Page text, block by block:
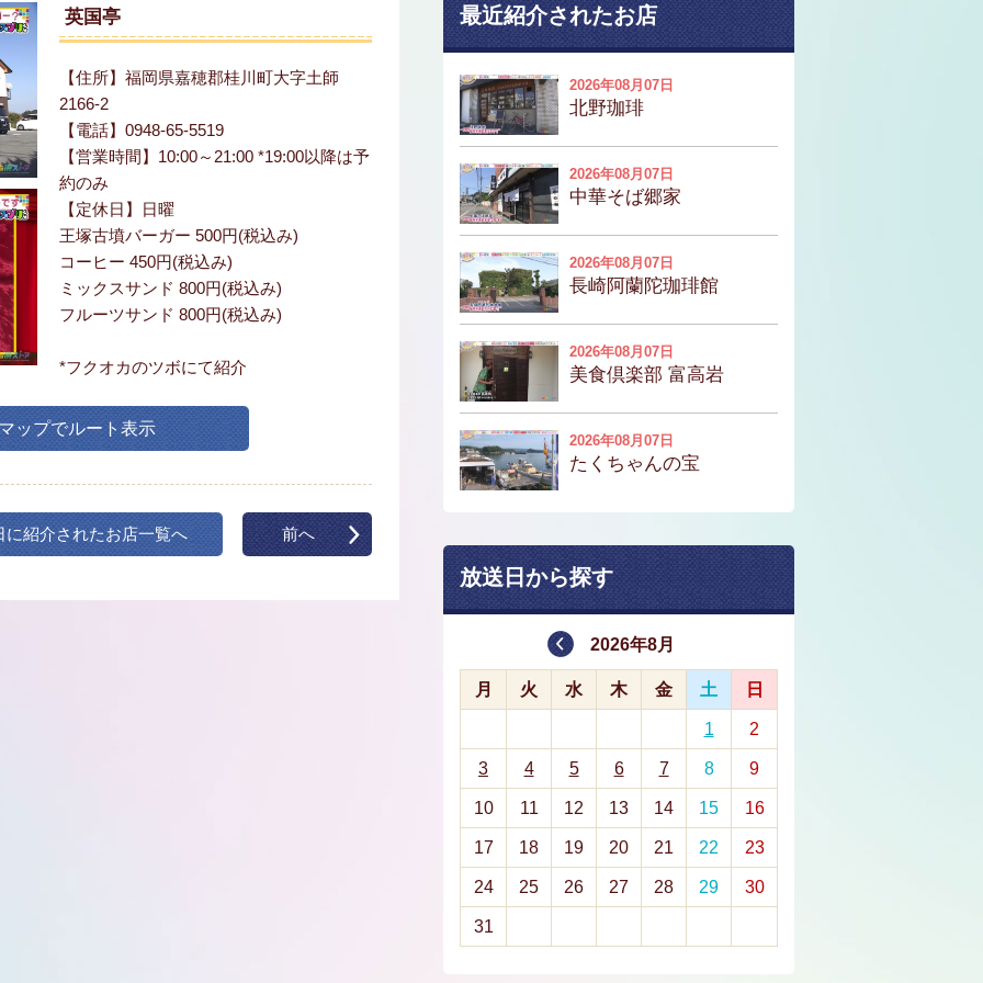
英国亭
【住所】福岡県嘉穂郡桂川町大字土師
2166-2
【電話】0948-65-5519
【営業時間】10:00～21:00 *19:00以降は予
約のみ
【定休日】日曜
王塚古墳バーガー 500円(税込み)
コーヒー 450円(税込み)
ミックスサンド 800円(税込み)
フルーツサンド 800円(税込み)
*フクオカのツボにて紹介
ップでルート表示
に紹介されたお店一覧へ 前へ
最近紹介されたお店
2026年08月07日
北野珈琲
2026年08月07日
中華そば郷家
2026年08月07日
長崎阿蘭陀珈琲館
2026年08月07日
美食倶楽部 富高岩
2026年08月07日
たくちゃんの宝
放送日から探す
2026年8月
月 火 水 木 金 土 日
1 2
3 4 5 6 7 8 9
10 11 12 13 14 15 16
17 18 19 20 21 22 23
24 25 26 27 28 29 30
31